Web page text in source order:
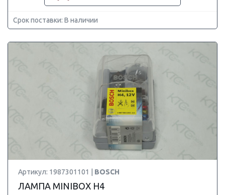
Срок поставки: В наличии
Артикул: 1987301101 | BOSCH
ЛАМПА MINIBOX Н4